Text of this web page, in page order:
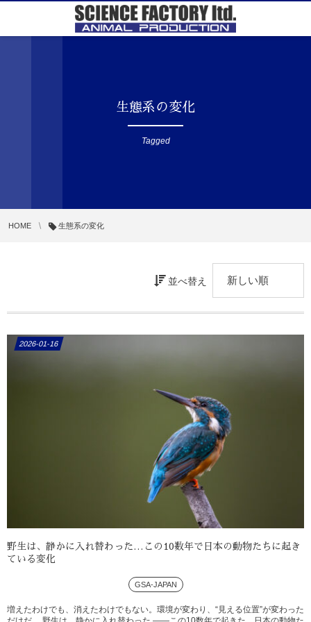
生態系の変化
Tagged
HOME 生態系の変化
並べ替え
2026-01-16
野生は、静かに入れ替わった…この10数年で日本の動物たちに起き
ている変化
GSA-JAPAN
増えたわけでも、消えたわけでもない。環境が変わり、“見える位置”が変わった